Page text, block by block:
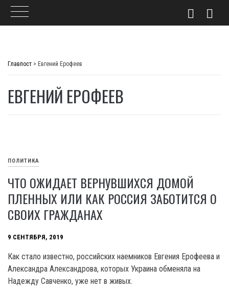
Главпост > Евгений Ерофеев
ЕВГЕНИЙ ЕРОФЕЕВ
ПОЛИТИКА
ЧТО ОЖИДАЕТ ВЕРНУВШИХСЯ ДОМОЙ
ПЛЕННЫХ ИЛИ КАК РОССИЯ ЗАБОТИТСЯ О
СВОИХ ГРАЖДАНАХ
9 СЕНТЯБРЯ, 2019
Как стало известно, российских наемников Евгения Ерофеева и
Александра Александрова, которых Украина обменяла на
Надежду Савченко, уже нет в живых.